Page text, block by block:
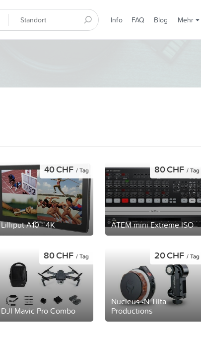
Info FAQ Blog Mehr
Lilliput A10 - 4K
40 CHF/ Tag
ATEM mini Extreme ISO
80 CHF / Tag
DJI Mavic Pro Combo
80 CHF/ Tag
Nucleus -N Tilta
Productions
20 CHF / Tag